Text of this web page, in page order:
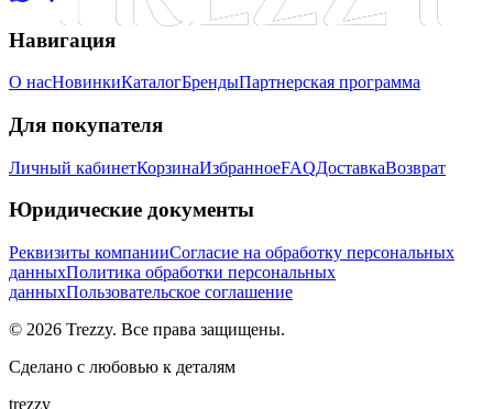
Навигация
О насНовинкиКаталогБрендыПартнерская программа
Для покупателя
Личный кабинетКорзинаИзбранноеFAQДоставкаВозврат
Юридические документы
Реквизиты компанииСогласие на обработку персональных
данныхПолитика обработки персональных
данныхПользовательское соглашение
© 2026 Trezzy. Все права защищены.
Сделано с любовью к деталям
trezzy